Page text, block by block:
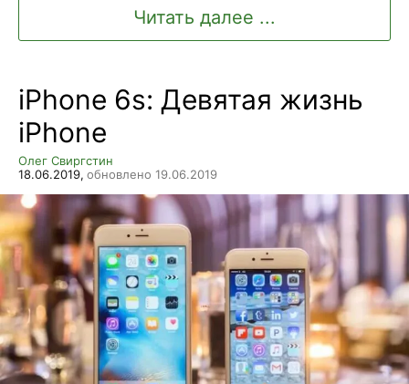
Читать далее ...
iPhone 6s: Девятая жизнь
iPhone
Олег Свиргстин
18.06.2019, обновлено 19.06.2019